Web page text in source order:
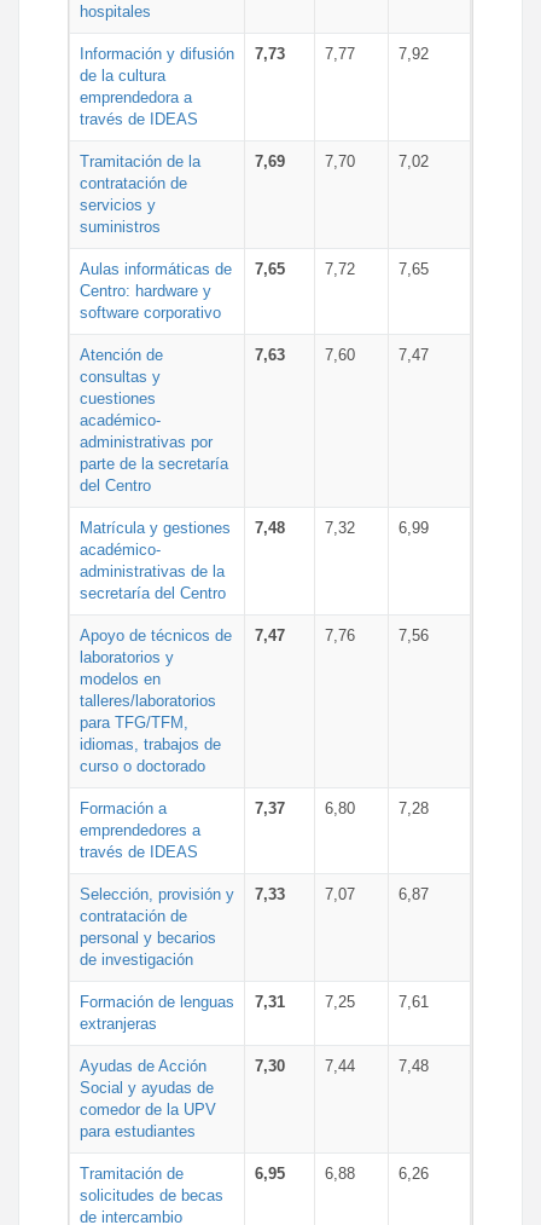
hospitales
Información y difusión
de la cultura
emprendedora a
través de IDEAS
7,73 7,77 7,92
Tramitación de la
contratación de
servicios y
suministros
7,69 7,70 7,02
Aulas informáticas de
Centro: hardware y
software corporativo
7,65 7,72 7,65
Atención de
consultas y
cuestiones
académico-
administrativas por
parte de la secretaría
del Centro
7,63 7,60 7,47
Matrícula y gestiones
académico-
administrativas de la
secretaría del Centro
7,48 7,32 6,99
Apoyo de técnicos de
laboratorios y
modelos en
talleres/laboratorios
para TFG/TFM,
idiomas, trabajos de
curso o doctorado
7,47 7,76 7,56
Formación a
emprendedores a
través de IDEAS
7,37 6,80 7,28
Selección, provisión y
contratación de
personal y becarios
de investigación
7,33 7,07 6,87
Formación de lenguas
extranjeras
7,31 7,25 7,61
Ayudas de Acción
Social y ayudas de
comedor de la UPV
para estudiantes
7,30 7,44 7,48
Tramitación de
solicitudes de becas
de intercambio
6,95 6,88 6,26